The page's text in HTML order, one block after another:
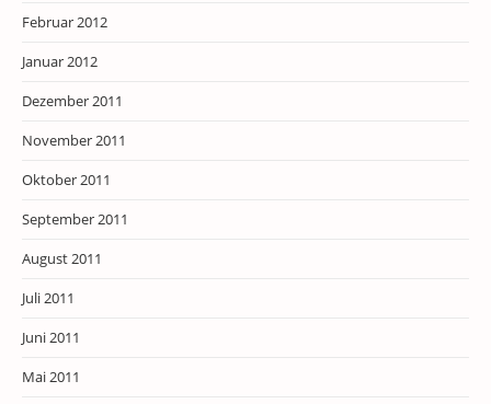
Februar 2012
Januar 2012
Dezember 2011
November 2011
Oktober 2011
September 2011
August 2011
Juli 2011
Juni 2011
Mai 2011